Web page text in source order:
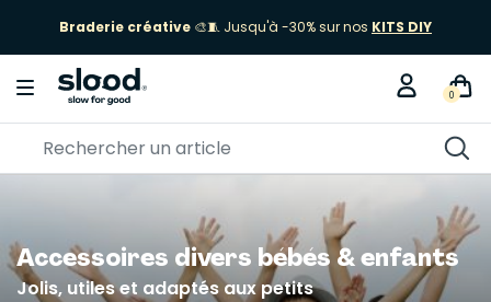
Braderie créative 🎨🧵 Jusqu'à -30% sur nos KITS DIY
0
Accessoires divers bébés & enfants
Jolis, utiles et adaptés aux petits